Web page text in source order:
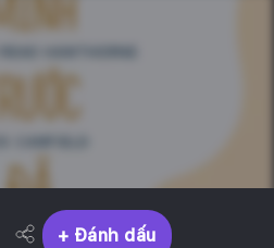
+ Đánh dấu